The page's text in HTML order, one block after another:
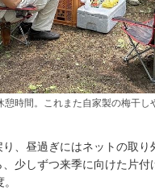
憩時間。これまた自家製の梅干
、昼過ぎにはネットの取り
少しずつ来季に向けた片付